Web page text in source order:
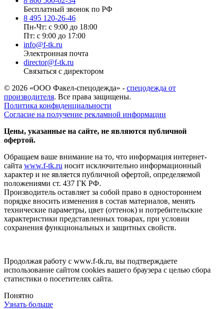
Бесплатный звонок по РФ
8 495 120-26-46
Пн-Чт: с 9:00 до 18:00
Пт: с 9:00 до 17:00
info@f-tk.ru
Электронная почта
director@f-tk.ru
Связаться с директором
© 2026 «ООО Факел-спецодежда» - спецодежда от
производителя. Все права защищены.
Политика конфиденциальности
Согласие на получение рекламной информации
Цены, указанные на сайте, не являются публичной
офертой.
Обращаем ваше внимание на то, что информация интернет-
сайта www.f-tk.ru носит исключительно информационный
характер и не является публичной офертой, определяемой
положениями ст. 437 ГК РФ.
Производитель оставляет за собой право в одностороннем
порядке вносить изменения в состав материалов, менять
технические параметры, цвет (оттенок) и потребительские
характеристики представленных товарах, при условии
сохранения функциональных и защитных свойств.
Продолжая работу с www.f-tk.ru, вы подтверждаете
использование сайтом cookies вашего браузера с целью сбора
статистики о посетителях сайта.
Понятно
Узнать больше